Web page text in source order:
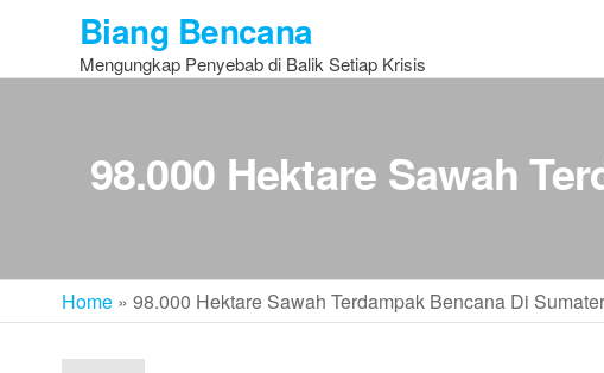
the
Biang Bencana
Mengungkap Penyebab di Balik Setiap Krisis
98.000 Hektare Sawah
Home » 98.000 Hektare Sawah Terdampak Bencana Di